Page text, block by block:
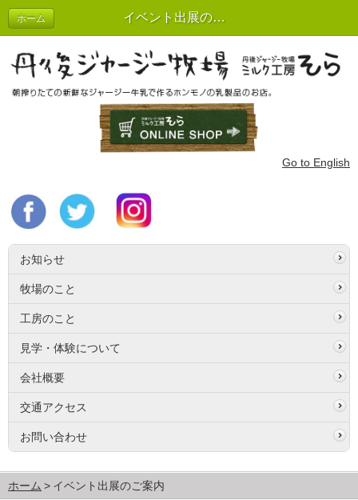
イベント出展のご案内
ホーム
Go to English
お知らせ
牧場のこと
工房のこと
見学・体験について
会社概要
交通アクセス
お問い合わせ
ホーム イベント出展のご案内